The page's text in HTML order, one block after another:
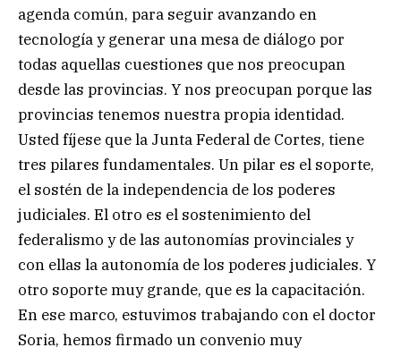
agenda común, para seguir avanzando en
tecnología y generar una mesa de diálogo por
todas aquellas cuestiones que nos preocupan
desde las provincias. Y nos preocupan porque las
provincias tenemos nuestra propia identidad.
Usted fíjese que la Junta Federal de Cortes, tiene
tres pilares fundamentales. Un pilar es el soporte,
el sostén de la independencia de los poderes
judiciales. El otro es el sostenimiento del
federalismo y de las autonomías provinciales y
con ellas la autonomía de los poderes judiciales. Y
otro soporte muy grande, que es la capacitación.
En ese marco, estuvimos trabajando con el doctor
Soria, hemos firmado un convenio muy